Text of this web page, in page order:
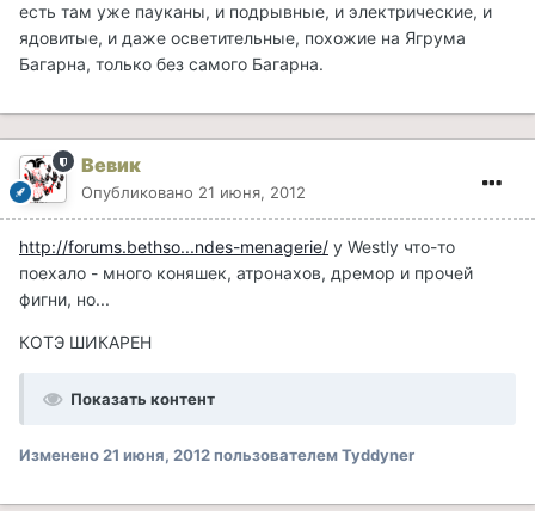
есть там уже пауканы, и подрывные, и электрические, и
ядовитые, и даже осветительные, похожие на Ягрума
Багарна, только без самого Багарна.
Вевик
Опубликовано 21 июня, 2012
http://forums.bethso...ndes-menagerie/ у Westly что-то
поехало - много коняшек, атронахов, дремор и прочей
фигни, но...
КОТЭ ШИКАРЕН
Показать контент
Изменено21 июня, 2012пользователем Tyddyner